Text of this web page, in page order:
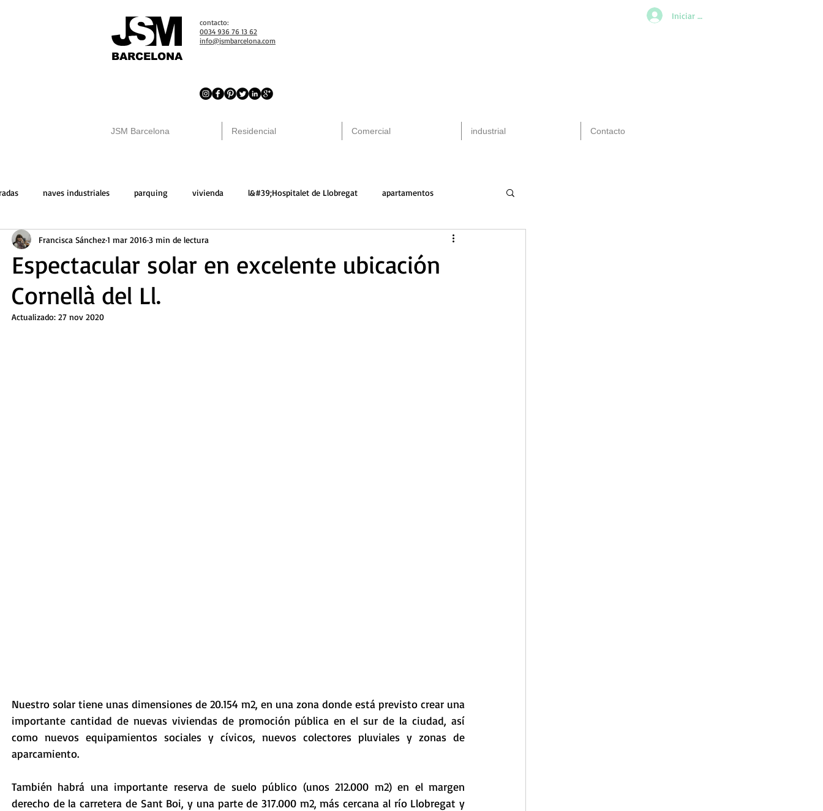
BARCELONA
contacto:
0034 936 76 13 62
info@jsmbarcelona.com
Iniciar sesión
JSM Barcelona Residencial Comercial industrial Contacto
naves industriales parquing vivienda l&#39;Hospitalet de Llobregat apartamentos
solares locales comerciales venta
Espectacular solar en excelente ubicación
Cornellà del Ll.
Francisca Sánchez1 mar 20163 min de lectura
Actualizado: 27 nov 2020
Nuestro solar tiene unas dimensiones de 20.154 m2, en una zona donde está previsto crear una
importante cantidad de nuevas viviendas de promoción pública en el sur de la ciudad, así
como nuevos equipamientos sociales y cívicos, nuevos colectores pluviales y zonas de
aparcamiento.
También habrá una importante reserva de suelo público (unos 212.000 m2) en el margen
derecho de la carretera de Sant Boi, y una parte de 317.000 m2, más cercana al río Llobregat y